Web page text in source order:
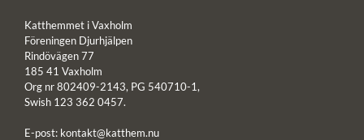
Katthemmet i Vaxholm
Föreningen Djurhjälpen
Rindövägen 77
185 41 Vaxholm
Org nr 802409-2143, PG 540710-1,
Swish 123 362 0457.
E-post: kontakt@katthem.nu